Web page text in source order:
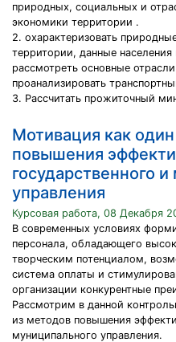
природных, социальных и
экономики территории .
2. охарактеризовать
территории, данные
рассмотреть основные
проанализировать
3. Рассчитать прожиточный
Мотивация как
повышения
государственного
управления
Курсовая работа, 08 Декабря
В современных условиях
персонала, обладающего
творческим потенциалом,
система оплаты и
организации конкурентные
Рассмотрим в данной
из методов повышения
муниципального управления.